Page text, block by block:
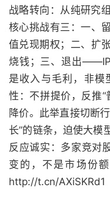
战略转向：从纯研究
核心挑战有三：一、
值兑现期权；二、扩
烧钱；三、退出
是收入与毛利，非模
性：不拼提价，反推
降价。此举直接切断
长”的链条，迫使大模
反应诚实：多家竞对
变的，不是市场份
http://t.cn/AXiSKRd1